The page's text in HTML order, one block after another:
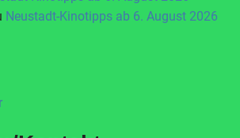
Neustadt-Kinotipps ab 6. August 2026